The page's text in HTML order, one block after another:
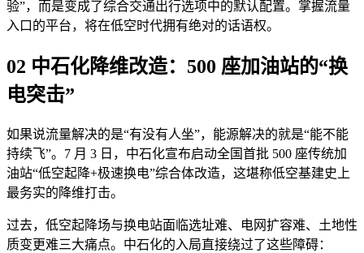
验”，而是变成了综合交通出行选项中的默认配置。掌握流量
入口的平台，将在低空时代拥有绝对的话语权。
02 中石化降维改造：500 座加油站的“换
电突击”
如果说流量解决的是“有没有人坐”，能源解决的就是“能不能
持续飞”。7 月 3 日，中石化宣布启动全国首批 500 座传统加
油站“低空起降+极速换电”综合体改造，这堪称低空基建史上
最务实的降维打击。
过去，低空起降场与换电站面临选址难、电网扩容难、土地性
质变更难三大痛点。中石化的入局直接绕过了这些障碍：